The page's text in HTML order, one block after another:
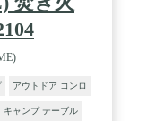
アウトドア コンロ
キャンプ テーブル